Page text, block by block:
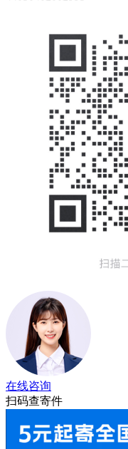
在线咨询
扫码查寄件